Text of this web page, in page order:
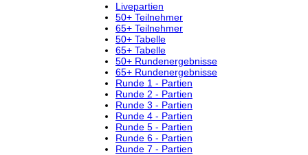
Livepartien
50+ Teilnehmer
65+ Teilnehmer
50+ Tabelle
65+ Tabelle
50+ Rundenergebnisse
65+ Rundenergebnisse
Runde 1 - Partien
Runde 2 - Partien
Runde 3 - Partien
Runde 4 - Partien
Runde 5 - Partien
Runde 6 - Partien
Runde 7 - Partien